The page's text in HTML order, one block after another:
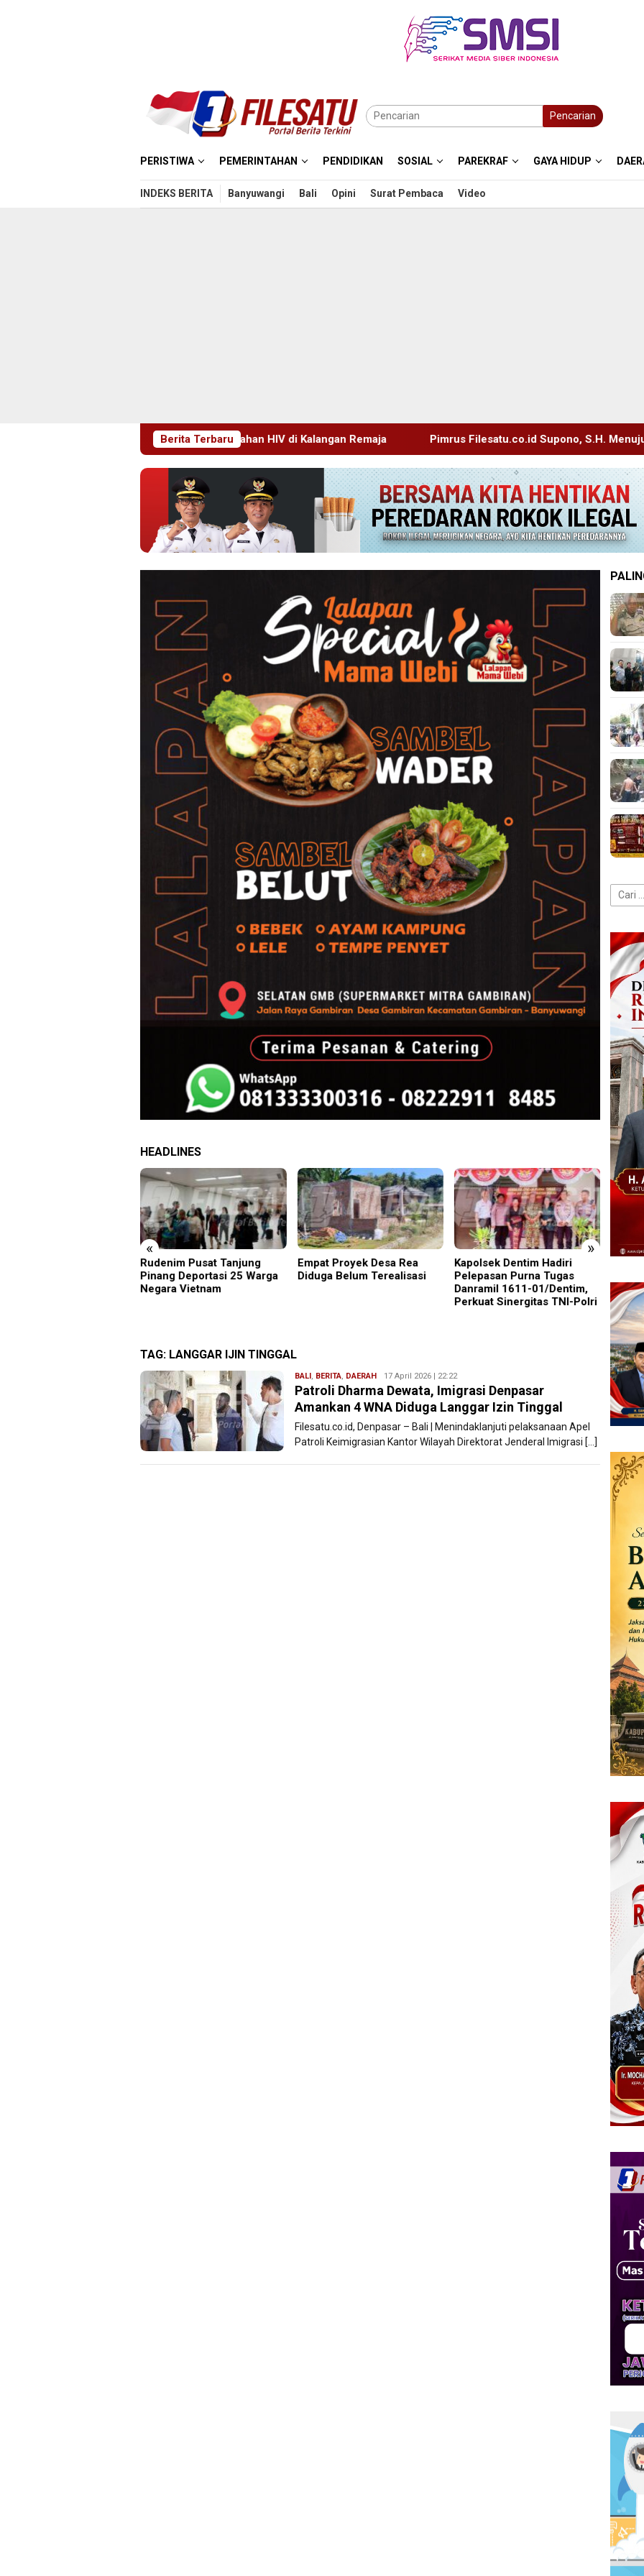
Pencarian
PERISTIWA PEMERINTAHAN PENDIDIKAN SOSIAL PAREKRAF GAYA HIDUP
INDEKS BERITA Banyuwangi Bali Opini Surat Pembaca Video
Berita Terbaru
Perkuat Pencegahan HIV di Kalangan Remaja Pimrus Filesatu.co.id Supono, S.H. Menuju Tanah Suci,
HEADLINES
« »
Rudenim Pusat Tanjung
Pinang Deportasi 25 Warga
Negara Vietnam
Empat Proyek Desa Rea
Diduga Belum Terealisasi
Kapolsek Dentim Hadiri
Pelepasan Purna Tugas
Danramil 1611-01/Dentim,
Perkuat Sinergitas TNI-Polri
TAG: LANGGAR IJIN TINGGAL
BALI , BERITA, DAERAH
Bentar
Bali
17 April 2026 | 22:22
Patroli Dharma Dewata, Imigrasi Denpasar
Amankan 4 WNA Diduga Langgar Izin Tinggal
Filesatu.co.id, Denpasar – Bali | Menindaklanjuti pelaksanaan Apel
Patroli Keimigrasian Kantor Wilayah Direktorat Jenderal Imigrasi […]
Cari
untuk: